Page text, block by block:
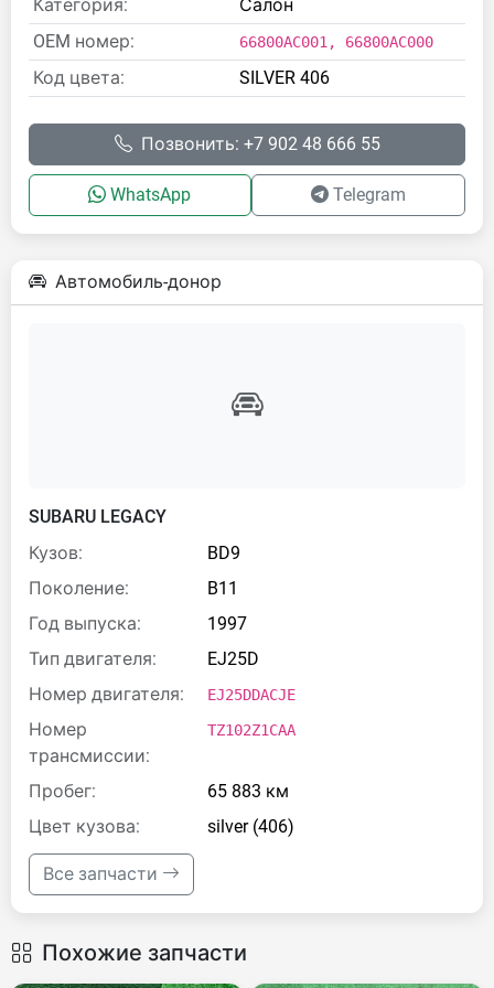
Категория:
Салон
OEM номер:
66800AC001, 66800AC000
Код цвета: SILVER 406
Позвонить: +7 902 48 666 55
WhatsApp Telegram
Автомобиль-донор
SUBARU LEGACY
Кузов:
BD9
Поколение:
B11
Год выпуска:
1997
Тип двигателя:
EJ25D
Номер двигателя:
EJ25DDACJE
Номер
трансмиссии:
TZ102Z1CAA
Пробег:
65 883 км
Цвет кузова:
silver (406)
Все запчасти
Похожие запчасти